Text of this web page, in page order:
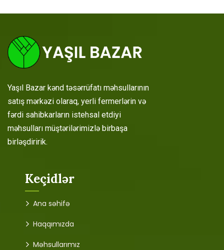
Yaşıl Bazar kənd təsərrüfatı məhsullarının
satış mərkəzi olaraq, yerli fermerlərin və
fərdi sahibkarların istehsal etdiyi
məhsulları müştərilərimizlə birbaşa
birləşdiririk.
Keçidlər
Ana səhifə
Haqqımızda
Məhsullarımız